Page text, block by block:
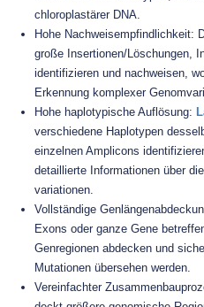
chloroplastärer DNA.
Hohe Nachweisempfindlichkeit:
große Insertionen/Löschungen,
identifizieren und nachweisen,
Erkennung komplexer
Hohe haplotypische Auflösung:
verschiedene Haplotypen
einzelnen Amplicons
detaillierte Informationen über
variationen.
Vollständige
Exons oder ganze Gene
Genregionen abdecken und
Mutationen übersehen werden.
Vereinfachter